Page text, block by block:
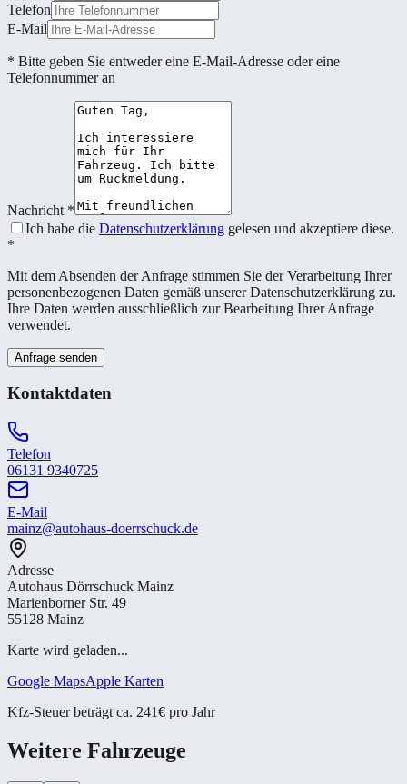
Telefon
E-Mail
* Bitte geben Sie entweder eine E-Mail-Adresse oder eine
Telefonnummer an
Nachricht *
Ich habe die Datenschutzerklärung gelesen und akzeptiere diese.
*
Mit dem Absenden der Anfrage stimmen Sie der Verarbeitung Ihrer
personenbezogenen Daten gemäß unserer Datenschutzerklärung zu.
Ihre Daten werden ausschließlich zur Bearbeitung Ihrer Anfrage
verwendet.
Anfrage senden
Kontaktdaten
Telefon
06131 9340725
E-Mail
mainz@autohaus-doerrschuck.de
Adresse
Autohaus Dörrschuck Mainz
Marienborner Str. 49
55128 Mainz
Karte wird geladen...
Google MapsApple Karten
Kfz-Steuer beträgt ca. 241€ pro Jahr
Weitere Fahrzeuge